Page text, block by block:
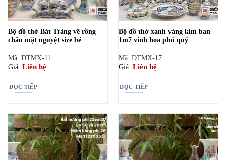
Bộ đồ thờ Bát Tràng vẽ rồng
chầu mặt nguyệt size bé
Mã: DTMX-11
Giá: Liên hệ
ĐỌC TIẾP
Bộ đồ thờ xanh vàng kim ban
1m7 vinh hoa phú quý
Mã: DTMX-17
Giá: Liên hệ
ĐỌC TIẾP